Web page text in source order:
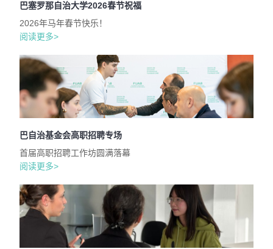
巴塞罗那自治大学2026春节祝福
2026年马年春节快乐！
阅读更多>
巴自治基金会高职招聘专场
首届高职招聘工作坊圆满落幕
阅读更多>